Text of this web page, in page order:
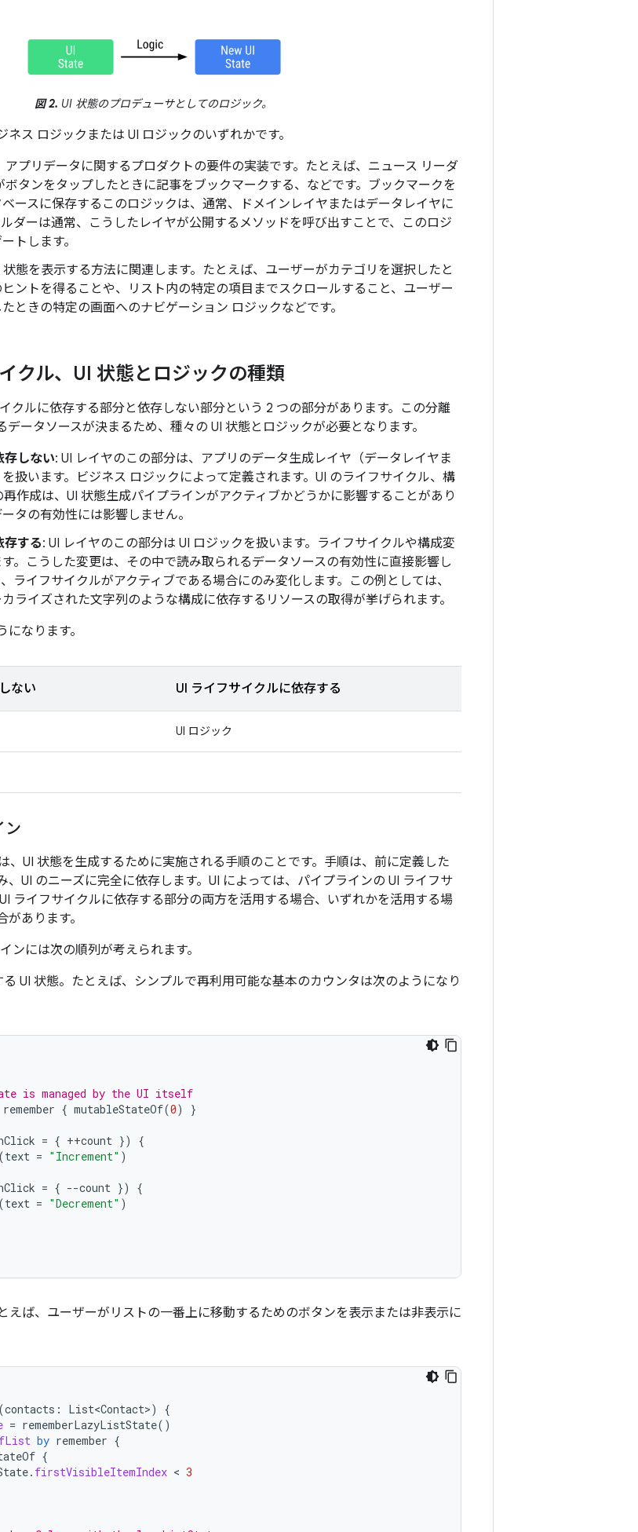
図 2. UI 状態のプロデューサとしてのロジック。
ス ロジックまたは UI ロジックのいずれかです。
アプリデータに関するプロダクトの要件の実装です。たとえば、ニュース リーダ
ボタンをタップしたときに記事をブックマークする、などです。ブックマークを
ースに保存するこのロジックは、通常、ドメインレイヤまたはデータレイヤに
ダーは通常、こうしたレイヤが公開するメソッドを呼び出すことで、このロジ
トします。
状態を表示する方法に関連します。たとえば、ユーザーがカテゴリを選択したと
ントを得ることや、リスト内の特定の項目までスクロールすること、ユーザー
ときの特定の画面へのナビゲーション ロジックなどです。
クル、UI 状態とロジックの種類
クルに依存する部分と依存しない部分という 2 つの部分があります。この分離
ータソースが決まるため、種々の UI 状態とロジックが必要となります。
存しない: UI レイヤのこの部分は、アプリのデータ生成レイヤ（データレイヤま
扱います。ビジネス ロジックによって定義されます。UI のライフサイクル、構
再作成は、UI 状態生成パイプラインがアクティブかどうかに影響することがあり
タの有効性には影響しません。
存する: UI レイヤのこの部分は UI ロジックを扱います。ライフサイクルや構成変
。こうした変更は、その中で読み取られるデータソースの有効性に直接影響し
ライフサイクルがアクティブである場合にのみ変化します。この例としては、
ライズされた文字列のような構成に依存するリソースの取得が挙げられます。
なります。
ない UI ライフサイクルに依存する
UI ロジック
ン
、UI 状態を生成するために実施される手順のことです。手順は、前に定義した
UI のニーズに完全に依存します。UI によっては、パイプラインの UI ライフサ
ライフサイクルに依存する部分の両方を活用する場合、いずれかを活用する場
あります。
ンには次の順列が考えられます。
UI 状態。たとえば、シンプルで再利用可能な基本のカウンタは次のようになり
is managed by the UI itself
remember { mutableStateOf(0)
}
= { ++count })
{
(text = "Increment" )
= { --count })
{
(text = "Decrement" )
えば、ユーザーがリストの一番上に移動するためのボタンを表示または非表示に
(contacts : List<Contact>)
{
= rememberLazyListState()
by remember {
{
. firstVisibleItemIndex < 3